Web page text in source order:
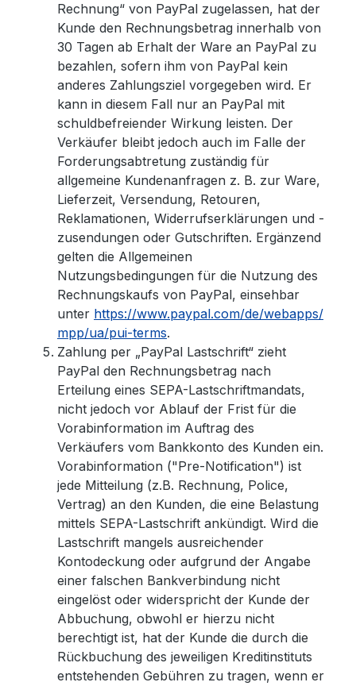
Rechnung“ von PayPal zugelassen, hat der
Kunde den Rechnungsbetrag innerhalb von
30 Tagen ab Erhalt der Ware an PayPal zu
bezahlen, sofern ihm von PayPal kein
anderes Zahlungsziel vorgegeben wird. Er
kann in diesem Fall nur an PayPal mit
schuldbefreiender Wirkung leisten. Der
Verkäufer bleibt jedoch auch im Falle der
Forderungsabtretung zuständig für
allgemeine Kundenanfragen z. B. zur Ware,
Lieferzeit, Versendung, Retouren,
Reklamationen, Widerrufserklärungen und -
zusendungen oder Gutschriften. Ergänzend
gelten die Allgemeinen
Nutzungsbedingungen für die Nutzung des
Rechnungskaufs von PayPal, einsehbar
unter https://www.paypal.com/de/webapps/
mpp/ua/pui-terms.
Zahlung per „PayPal Lastschrift“ zieht
PayPal den Rechnungsbetrag nach
Erteilung eines SEPA-Lastschriftmandats,
nicht jedoch vor Ablauf der Frist für die
Vorabinformation im Auftrag des
Verkäufers vom Bankkonto des Kunden ein.
Vorabinformation ("Pre-Notification") ist
jede Mitteilung (z.B. Rechnung, Police,
Vertrag) an den Kunden, die eine Belastung
mittels SEPA-Lastschrift ankündigt. Wird die
Lastschrift mangels ausreichender
Kontodeckung oder aufgrund der Angabe
einer falschen Bankverbindung nicht
eingelöst oder widerspricht der Kunde der
Abbuchung, obwohl er hierzu nicht
berechtigt ist, hat der Kunde die durch die
Rückbuchung des jeweiligen Kreditinstituts
entstehenden Gebühren zu tragen, wenn er